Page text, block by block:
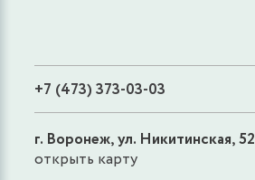
+7 (473) 373-03-03
г. Воронеж, ул. Никитинская, 52
открыть карту